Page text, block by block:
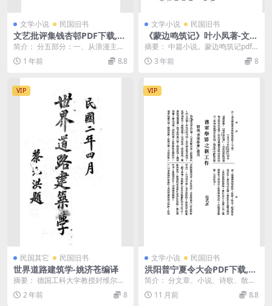
文学小说 民国旧书
文艺批评集钱杏邨PDF下载,民
国文艺评论集
简介： 分五部分：一、从浪漫主义
到写实主义，收《嚣俄的死刑废止
论》、《左拉与巴黎...
1 年前 8.8
文学小说 民国旧书
《蒙边鸣筑记》叶小凤著-文明
书局-民国十四年[1925]-pdf古
籍下载
摘要： 中篇小说。蒙边鸣筑记pdf
下载 截图： 服务说明： （1）、加
入VIP会...
3 年前 8
VIP
民国其它 民国旧书
世界道路建筑学-姚济苍编译
摘要： 德国工科大学教授封维尔曼
著作，介绍道路建造建筑方法，黎
元洪题字。 截图：...
2 年前 8
VIP
文学小说 民国旧书
洪阳普宁夏令大会PDF下载,普
宁夏令大会研究史料
简介： 分文章、小说、诗歌、散
文、游记、通讯、杂记、普宁夏令
大会会务报告8部分。...
11 月前 8.8